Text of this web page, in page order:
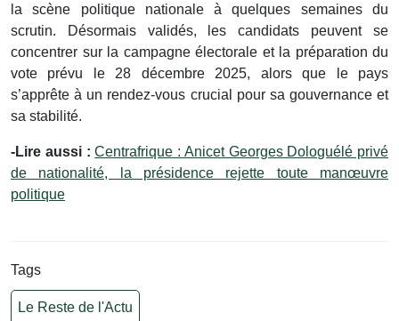
la scène politique nationale à quelques semaines du
scrutin. Désormais validés, les candidats peuvent se
concentrer sur la campagne électorale et la préparation du
vote prévu le 28 décembre 2025, alors que le pays
s’apprête à un rendez-vous crucial pour sa gouvernance et
sa stabilité.
-Lire aussi : Centrafrique : Anicet Georges Dologuélé privé
de nationalité, la présidence rejette toute manœuvre
politique
Tags
Le Reste de l'Actu